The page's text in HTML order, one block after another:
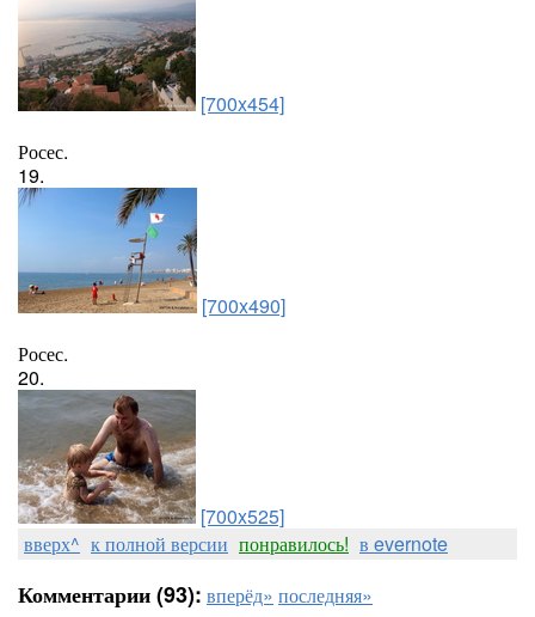
[700x454]
Росес.
19.
[700x490]
Росес.
20.
[700x525]
вверх^ к полной версии понравилось! в evernote
Комментарии (93): вперёд» последняя»